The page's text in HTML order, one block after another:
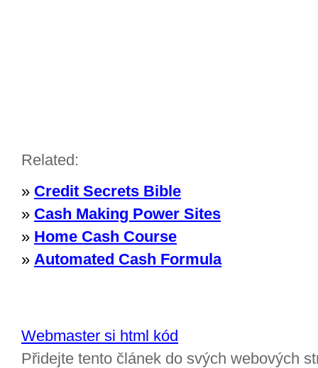
Related:
» Credit Secrets Bible
» Cash Making Power Sites
» Home Cash Course
» Automated Cash Formula
Webmaster si html kód
Přidejte tento článek do svých webových